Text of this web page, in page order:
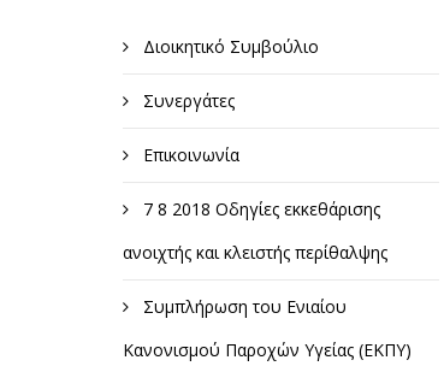
Διοικητικό Συμβούλιο
Συνεργάτες
Επικοινωνία
7 8 2018 Οδηγίες εκκεθάρισης
ανοιχτής και κλειστής περίθαλψης
Συμπλήρωση του Ενιαίου
Κανονισμού Παροχών Υγείας (ΕΚΠΥ)